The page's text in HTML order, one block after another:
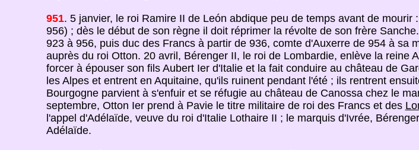
951. 5 janvier, le roi Ramire II de León abdique peu de temps avant de
956) ; dès le début de son règne il doit réprimer la révolte de son frère
923 à 956, puis duc des Francs à partir de 936, comte d'Auxerre de 954 à sa
auprès du roi Otton. 20 avril, Bérenger II, le roi de Lombardie, enlève la
forcer à épouser son fils Aubert Ier d'Italie et la fait conduire au château de
les Alpes et entrent en Aquitaine, qu'ils ruinent pendant l'été ; ils rentrent
Bourgogne parvient à s'enfuir et se réfugie au château de Canossa chez le
septembre, Otton Ier prend à Pavie le titre militaire de roi des Francs et des
l'appel d'Adélaïde, veuve du roi d'Italie Lothaire II ; le marquis d'Ivrée,
Adélaïde.